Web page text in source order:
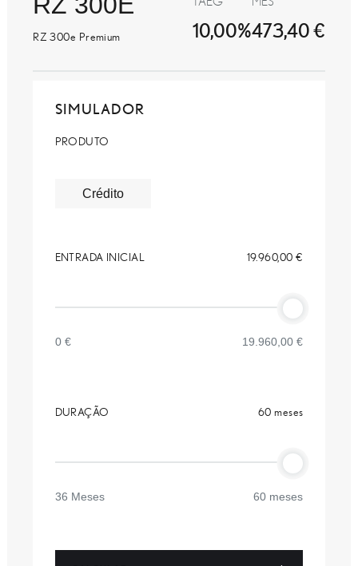
RZ 300e Premium 10,00%473,40 €
SIMULADOR
PRODUTO
Crédito
ENTRADA INICIAL 19.960,00 €
0 € 19.960,00 €
DURAÇÃO 60 meses
36 Meses 60 meses